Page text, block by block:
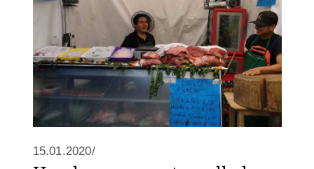
15.01.2020/